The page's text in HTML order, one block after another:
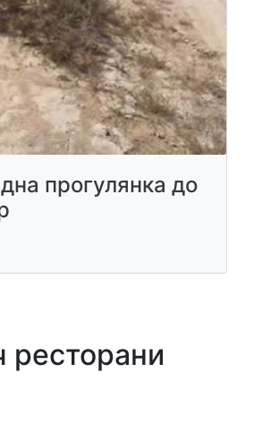
прогулянка до
ресторани